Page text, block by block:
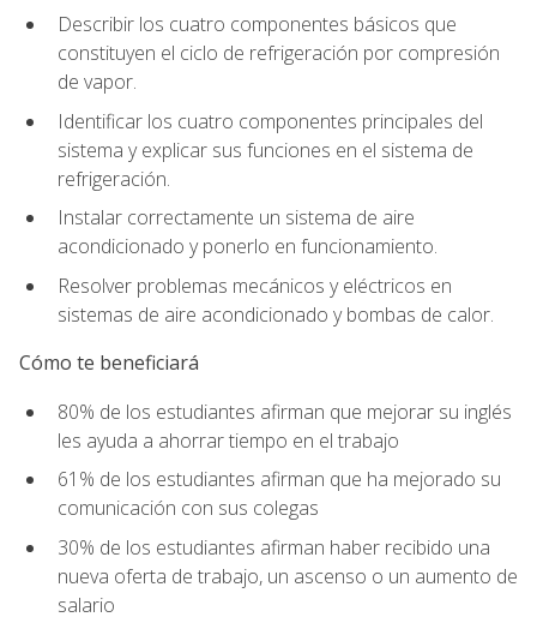
Describir los cuatro componentes básicos que
constituyen el ciclo de refrigeración por compresión
de vapor.
Identificar los cuatro componentes principales del
sistema y explicar sus funciones en el sistema de
refrigeración.
Instalar correctamente un sistema de aire
acondicionado y ponerlo en funcionamiento.
Resolver problemas mecánicos y eléctricos en
sistemas de aire acondicionado y bombas de calor.
Cómo te beneficiará
80% de los estudiantes afirman que mejorar su inglés
les ayuda a ahorrar tiempo en el trabajo
61% de los estudiantes afirman que ha mejorado su
comunicación con sus colegas
30% de los estudiantes afirman haber recibido una
nueva oferta de trabajo, un ascenso o un aumento de
salario